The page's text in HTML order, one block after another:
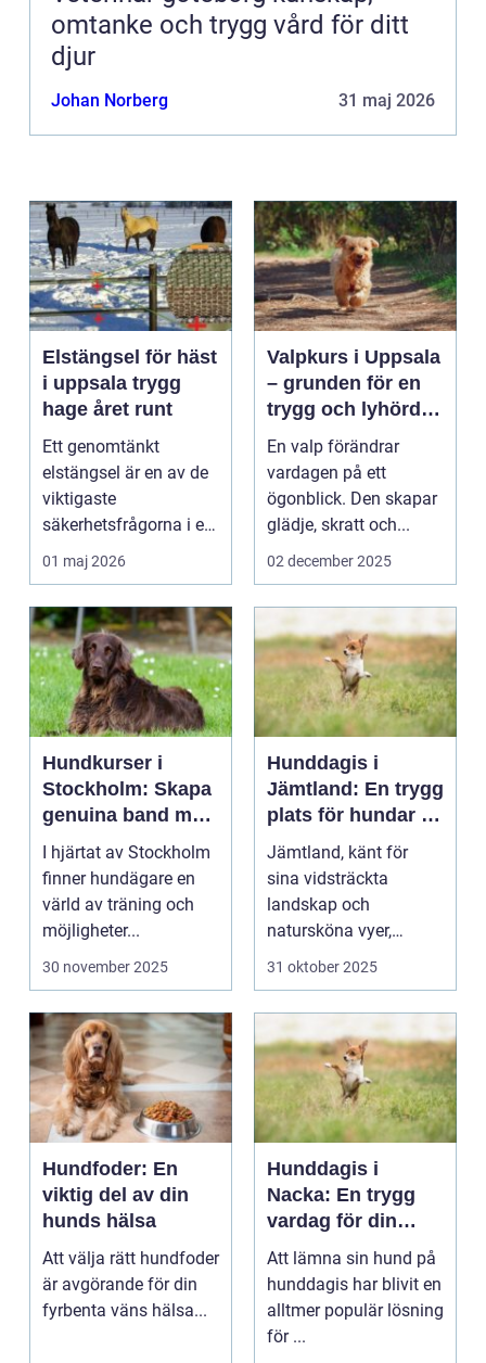
omtanke och trygg vård för ditt
djur
Johan Norberg 31 maj 2026
Elstängsel för häst
i uppsala trygg
hage året runt
Ett genomtänkt
elstängsel är en av de
viktigaste
säkerhetsfrågorna i ett
häststall. Runt
Uppsala, me...
01 maj 2026
Valpkurs i Uppsala
– grunden för en
trygg och lyhörd
hund
En valp förändrar
vardagen på ett
ögonblick. Den skapar
glädje, skratt och...
02 december 2025
Hundkurser i
Stockholm: Skapa
genuina band med
din hund
I hjärtat av Stockholm
finner hundägare en
värld av träning och
möjligheter...
30 november 2025
Hunddagis i
Jämtland: En trygg
plats för hundar i
vårt vackra
landskap
Jämtland, känt för
sina vidsträckta
landskap och
natursköna vyer,
erbjuder ...
31 oktober 2025
Hundfoder: En
viktig del av din
hunds hälsa
Att välja rätt hundfoder
är avgörande för din
fyrbenta väns hälsa...
Hunddagis i
Nacka: En trygg
vardag för din
fyrbenta vän
Att lämna sin hund på
hunddagis har blivit en
alltmer populär lösning
för ...